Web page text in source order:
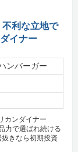
不利な立地で
イナー
ンバーガー
カンダイナー
力で選ばれ続ける
きなら初期投資